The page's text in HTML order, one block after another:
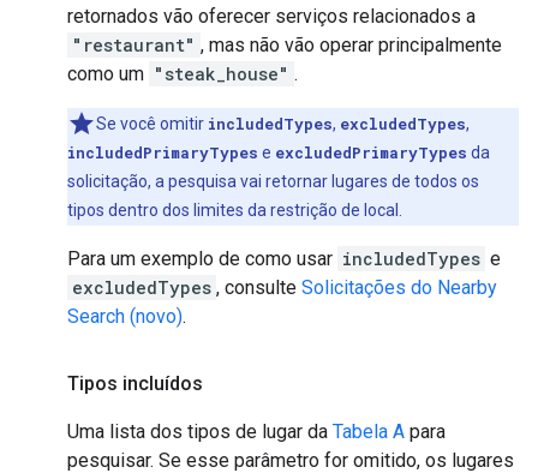
retornados vão oferecer serviços relacionados a
"restaurant" , mas não vão operar principalmente
como um "steak_house" .
Se você omitir includedTypes, excludedTypes,
includedPrimaryTypes e excludedPrimaryTypes da
solicitação, a pesquisa vai retornar lugares de todos os
tipos dentro dos limites da restrição de local.
Para um exemplo de como usar includedTypes e
excludedTypes , consulte Solicitações do Nearby
Search (novo).
Tipos incluídos
Uma lista dos tipos de lugar da Tabela A para
pesquisar. Se esse parâmetro for omitido, os lugares